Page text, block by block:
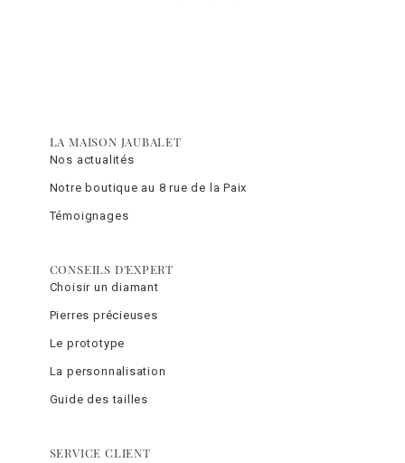
LA MAISON JAUBALET
Nos actualités
Notre boutique au 8 rue de la Paix
Témoignages
CONSEILS D'EXPERT
Choisir un diamant
Pierres précieuses
Le prototype
La personnalisation
Guide des tailles
SERVICE CLIENT